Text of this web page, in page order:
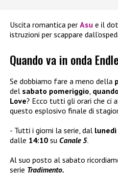
Uscita romantica per Asu e il
istruzioni per scappare
Quando va in onda
Se dobbiamo fare a meno della
del sabato pomeriggio
Love? Ecco tutti gli orari che ci
questo esplosivo finale di
Tutti i giorni la serie, dal lunedì
dalle 14:10 su Canale 5.
Al suo posto al sabato
serie Tradimento.